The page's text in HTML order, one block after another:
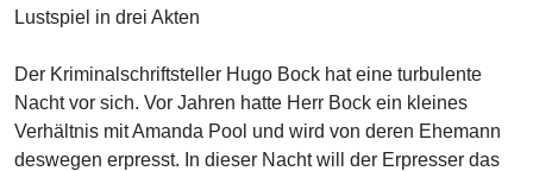
Lustspiel in drei Akten
Der Kriminalschriftsteller Hugo Bock hat eine turbulente
Nacht vor sich. Vor Jahren hatte Herr Bock ein kleines
Verhältnis mit Amanda Pool und wird von deren Ehemann
deswegen erpresst. In dieser Nacht will der Erpresser das